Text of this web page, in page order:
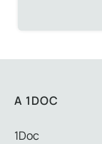
A 1DOC
1Doc